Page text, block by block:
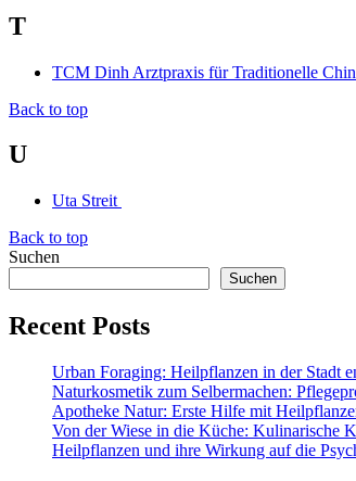
T
TCM Dinh Arztpraxis für Traditionelle
Back to top
U
Uta Streit
Back to top
Suchen
Suchen
Recent Posts
Urban Foraging: Heilpflanzen in der Stadt
Naturkosmetik zum Selbermachen:
Apotheke Natur: Erste Hilfe mit
Von der Wiese in die Küche: Kulinarische
Heilpflanzen und ihre Wirkung auf die